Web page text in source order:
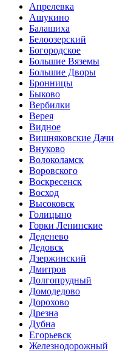
Апрелевка
Ашукино
Балашиха
Белоозерский
Богородское
Большие Вяземы
Большие Дворы
Бронницы
Быково
Вербилки
Верея
Видное
Вишняковские Дачи
Внуково
Волоколамск
Воровского
Воскресенск
Восход
Высоковск
Голицыно
Горки Ленинские
Деденево
Дедовск
Дзержинский
Дмитров
Долгопрудный
Домодедово
Дорохово
Дрезна
Дубна
Егорьевск
Железнодорожный